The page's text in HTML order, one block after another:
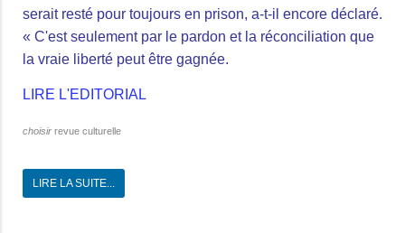
serait resté pour toujours en prison, a-t-il encore déclaré.
« C'est seulement par le pardon et la réconciliation que
la vraie liberté peut être gagnée.
LIRE L'EDITORIAL
choisir revue culturelle
LIRE LA SUITE...